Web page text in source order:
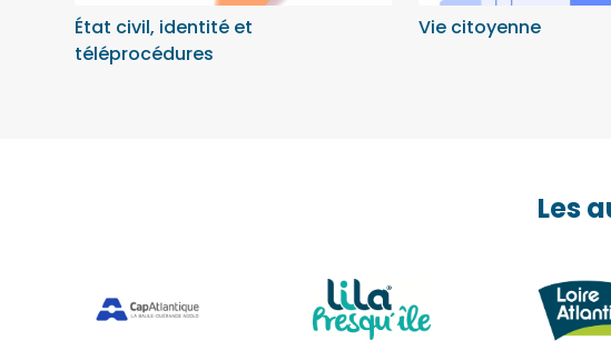
État civil, identité et
téléprocédures
Vie citoyenne
Les